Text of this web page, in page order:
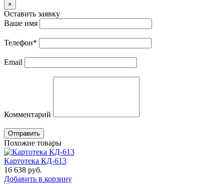
×
Оставить заявку
Ваше имя
Телефон*
Email
Комментарий
Отправить
Похожие товары
Картотека КД-613
16 638 руб.
Добавить в корзину